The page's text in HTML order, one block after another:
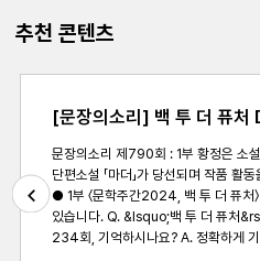
추천 콘텐츠
Previous
[문장의소리] 백 투 더 퓨
문장의소리 제790회 : 1부 황정은 소설가 문학광장 〈문장의소리〉는 2005년 시작된 인터넷 문학 라디오 프로그램입니다. 2024년부터 연출 유계영 시인, 진행 우다영 소설가, 구성작가 문은강 소설가가 함께합니다. - 문학주간2024 , 백 투 더 퓨처 : 이전 &lsquo;문장의소리&rsquo;의 진행을 맡았던 작가들과 함께 이야기 나누어 보는 시간 황정은 소설가는 2005
단편소설 「마더」가 당선되며 작품 활동을 시작하
● 1부 〈문학주간2024, 백 투 더 퓨처〉 / 황정은 소설가 Q. DJ 우다영 : 근황을 여쭤보고 싶습니다. A. 황정은 소설가 : 어떻게 지내고 있느냐 하면요. 마감해야 하는 소설이 있어서 초비상 상태로 하루 루틴을 꽉 채워 살고 있고요. 그밖에 매우 많은 일을 하며 지내고 있는데,
있습니다. Q. &lsquo;백 투 더 퓨처&rsquo;라는 제목을 듣고 어떠셨는지 궁금합니다. A. 왜지? 하는 생각을 가장 먼저 했고요. 제목을 지으신 분의 연령이 몹시 궁금해졌고요. 제가 백 투더 퓨쳐를 영화관에서 본 세대거든요. 우다영 작가님이 이걸 보셨을까 하는 생각도 했고요. 퓨처가 왜 백에 있지? 왜 그런 제목을 선택하셨을까? 그런 생각도 했고요. Q. &lsquo;문장의소리&rsquo; 첫 진행을 맡으신
234회, 기억하시나요? A. 정확하게 기억 안 나요. 벌써 몇 년